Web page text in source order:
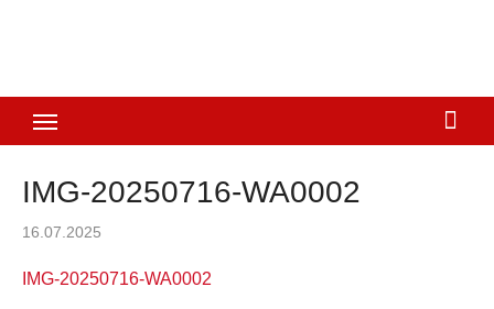
IMG-20250716-WA0002
Posted
16.07.2025
IMG-20250716-WA0002